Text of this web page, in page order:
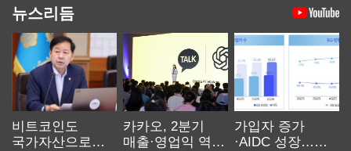
뉴스리듬
비트코인도
국가자산으로…'
카카오, 2분기
매출·영업익 역대
가입자 증가
·AIDC 성장…